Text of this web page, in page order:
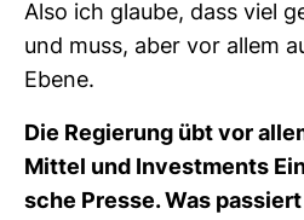
Also ich glaube, dass viel
und muss, aber vor allem
Ebene.
Die Regie­rung übt vor
Mittel und Invest­ments
sche Presse. Was